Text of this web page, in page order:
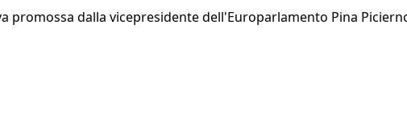
promossa dalla vicepresidente dell'Europarlamento Pina